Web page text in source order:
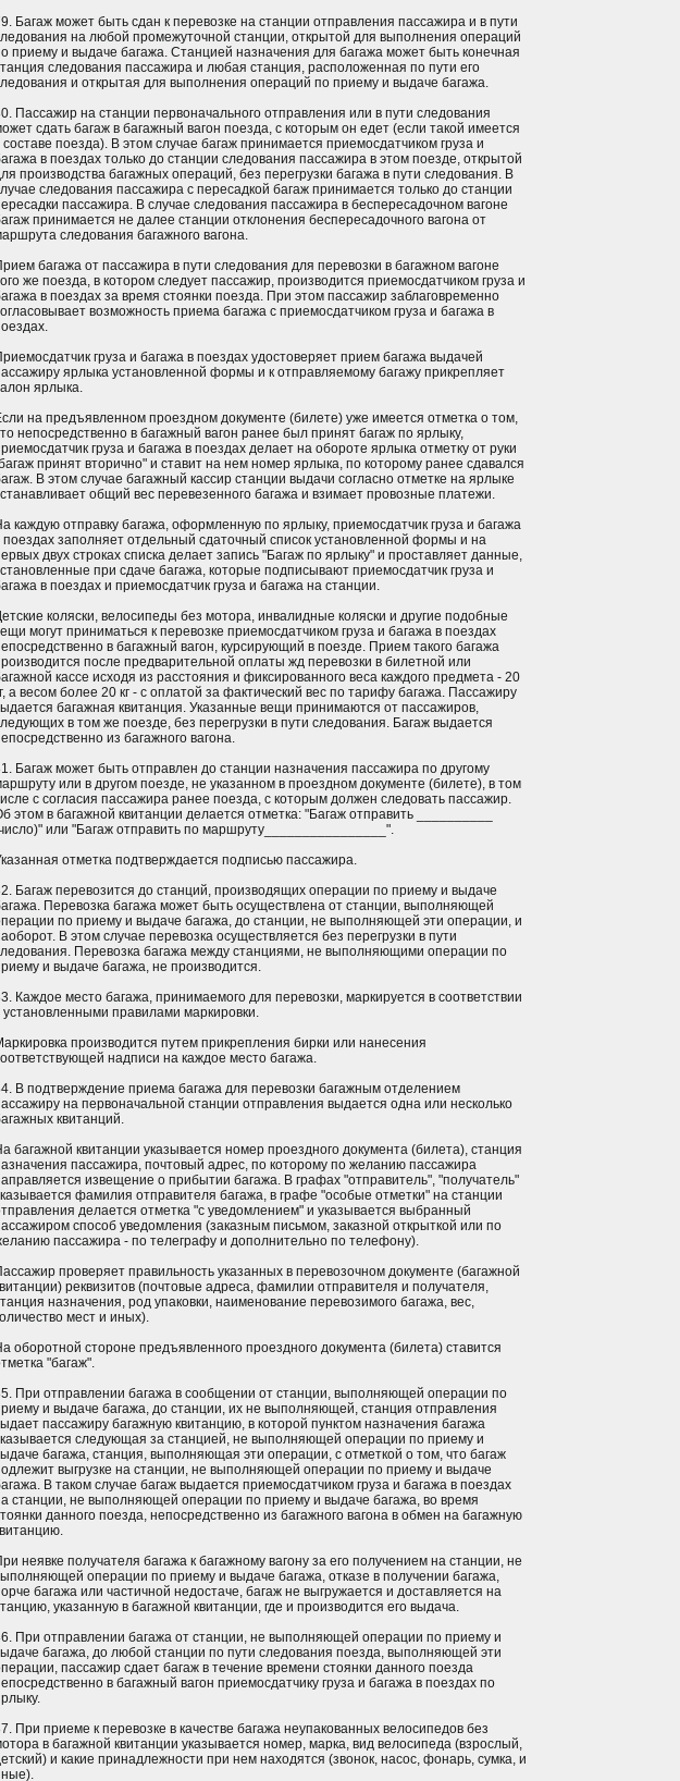
Багаж может быть сдан к перевозке на станции отправления пассажира и в пути
на любой промежуточной станции, открытой для выполнения операций
приему и выдаче багажа. Станцией назначения для багажа может быть конечная
следования пассажира и любая станция, расположенная по пути его
и открытая для выполнения операций по приему и выдаче багажа.
Пассажир на станции первоначального отправления или в пути следования
сдать багаж в багажный вагон поезда, с которым он едет (если такой имеется
составе поезда). В этом случае багаж принимается приемосдатчиком груза и
в поездах только до станции следования пассажира в этом поезде, открытой
производства багажных операций, без перегрузки багажа в пути следования. В
следования пассажира с пересадкой багаж принимается только до станции
пассажира. В случае следования пассажира в беспересадочном вагоне
принимается не далее станции отклонения беспересадочного вагона от
следования багажного вагона.
багажа от пассажира в пути следования для перевозки в багажном вагоне
же поезда, в котором следует пассажир, производится приемосдатчиком груза и
в поездах за время стоянки поезда. При этом пассажир заблаговременно
возможность приема багажа с приемосдатчиком груза и багажа в
груза и багажа в поездах удостоверяет прием багажа выдачей
ярлыка установленной формы и к отправляемому багажу прикрепляет
ярлыка.
на предъявленном проездном документе (билете) уже имеется отметка о том,
непосредственно в багажный вагон ранее был принят багаж по ярлыку,
груза и багажа в поездах делает на обороте ярлыка отметку от руки
принят вторично" и ставит на нем номер ярлыка, по которому ранее сдавался
В этом случае багажный кассир станции выдачи согласно отметке на ярлыке
общий вес перевезенного багажа и взимает провозные платежи.
каждую отправку багажа, оформленную по ярлыку, приемосдатчик груза и багажа
поездах заполняет отдельный сдаточный список установленной формы и на
двух строках списка делает запись "Багаж по ярлыку" и проставляет данные,
при сдаче багажа, которые подписывают приемосдатчик груза и
в поездах и приемосдатчик груза и багажа на станции.
коляски, велосипеды без мотора, инвалидные коляски и другие подобные
могут приниматься к перевозке приемосдатчиком груза и багажа в поездах
в багажный вагон, курсирующий в поезде. Прием такого багажа
после предварительной оплаты жд перевозки в билетной или
кассе исходя из расстояния и фиксированного веса каждого предмета - 20
а весом более 20 кг - с оплатой за фактический вес по тарифу багажа. Пассажиру
багажная квитанция. Указанные вещи принимаются от пассажиров,
в том же поезде, без перегрузки в пути следования. Багаж выдается
из багажного вагона.
Багаж может быть отправлен до станции назначения пассажира по другому
или в другом поезде, не указанном в проездном документе (билете), в том
с согласия пассажира ранее поезда, с которым должен следовать пассажир.
этом в багажной квитанции делается отметка: "Багаж отправить __________
или "Багаж отправить по маршруту________________".
отметка подтверждается подписью пассажира.
Багаж перевозится до станций, производящих операции по приему и выдаче
Перевозка багажа может быть осуществлена от станции, выполняющей
по приему и выдаче багажа, до станции, не выполняющей эти операции, и
В этом случае перевозка осуществляется без перегрузки в пути
Перевозка багажа между станциями, не выполняющими операции по
и выдаче багажа, не производится.
Каждое место багажа, принимаемого для перевозки, маркируется в соответствии
установленными правилами маркировки.
производится путем прикрепления бирки или нанесения
надписи на каждое место багажа.
В подтверждение приема багажа для перевозки багажным отделением
на первоначальной станции отправления выдается одна или несколько
квитанций.
багажной квитанции указывается номер проездного документа (билета), станция
пассажира, почтовый адрес, по которому по желанию пассажира
извещение о прибытии багажа. В графах "отправитель", "получатель"
фамилия отправителя багажа, в графе "особые отметки" на станции
делается отметка "с уведомлением" и указывается выбранный
способ уведомления (заказным письмом, заказной открыткой или по
пассажира - по телеграфу и дополнительно по телефону).
проверяет правильность указанных в перевозочном документе (багажной
реквизитов (почтовые адреса, фамилии отправителя и получателя,
назначения, род упаковки, наименование перевозимого багажа, вес,
мест и иных).
оборотной стороне предъявленного проездного документа (билета) ставится
"багаж".
При отправлении багажа в сообщении от станции, выполняющей операции по
и выдаче багажа, до станции, их не выполняющей, станция отправления
пассажиру багажную квитанцию, в которой пунктом назначения багажа
следующая за станцией, не выполняющей операции по приему и
багажа, станция, выполняющая эти операции, с отметкой о том, что багаж
выгрузке на станции, не выполняющей операции по приему и выдаче
В таком случае багаж выдается приемосдатчиком груза и багажа в поездах
станции, не выполняющей операции по приему и выдаче багажа, во время
данного поезда, непосредственно из багажного вагона в обмен на багажную
неявке получателя багажа к багажному вагону за его получением на станции, не
операции по приему и выдаче багажа, отказе в получении багажа,
багажа или частичной недостаче, багаж не выгружается и доставляется на
указанную в багажной квитанции, где и производится его выдача.
При отправлении багажа от станции, не выполняющей операции по приему и
багажа, до любой станции по пути следования поезда, выполняющей эти
пассажир сдает багаж в течение времени стоянки данного поезда
в багажный вагон приемосдатчику груза и багажа в поездах по
При приеме к перевозке в качестве багажа неупакованных велосипедов без
в багажной квитанции указывается номер, марка, вид велосипеда (взрослый,
и какие принадлежности при нем находятся (звонок, насос, фонарь, сумка, и